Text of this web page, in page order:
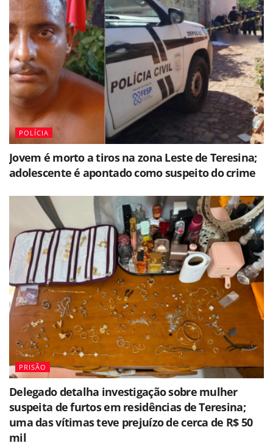
POLÍCIA
Jovem é morto a tiros na zona Leste de Teresina;
adolescente é apontado como suspeito do crime
PRISÃO
Delegado detalha investigação sobre mulher
suspeita de furtos em residências de Teresina;
uma das vítimas teve prejuízo de cerca de R$ 50
mil